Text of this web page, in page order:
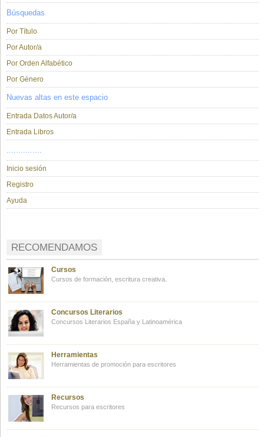
Búsquedas
Por Título
Por Autor/a
Por Orden Alfabético
Por Género
Nuevas altas en este espacio
Entrada Datos Autor/a
Entrada Libros
...............
Inicio sesión
Registro
Ayuda
RECOMENDAMOS
Cursos
Cursos de formación, escritura creativa.
Concursos Literarios
Concursos Literarios España y Latinoamérica
Herramientas
Herramientas de promoción para escritores
Recursos
Recursos para escritores